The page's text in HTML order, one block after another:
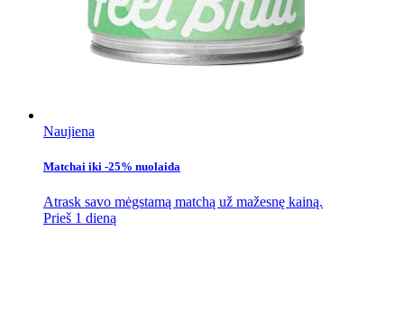
Naujiena
Matchai iki -25% nuolaida
Atrask savo mėgstamą matchą už mažesnę kainą.
Prieš 1 dieną